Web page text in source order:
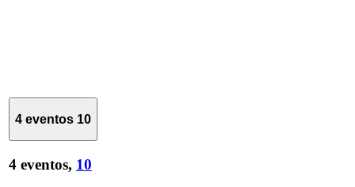
4 eventos 10
4 eventos, 10